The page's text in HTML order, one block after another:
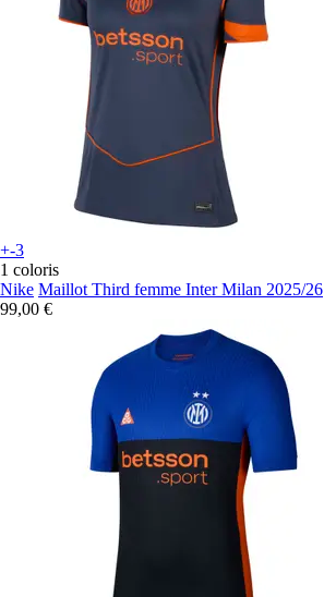
+-3
1 coloris
Nike Maillot Third femme Inter Milan 2025/26
99,00 €